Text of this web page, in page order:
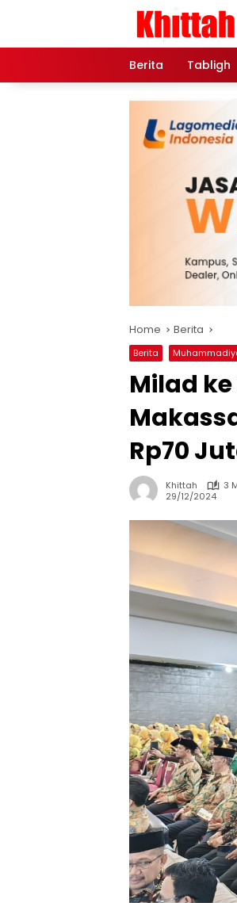
Berita Tabligh
Home Berita
Berita
Milad
Rp70
Khittah
3
29/12/2024